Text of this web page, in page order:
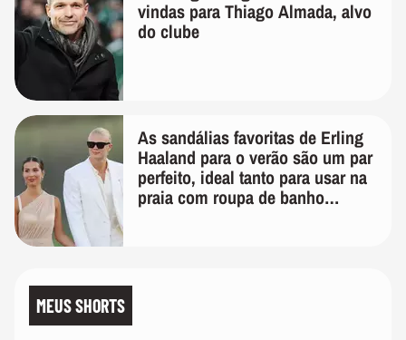
vindas para Thiago Almada, alvo
do clube
As sandálias favoritas de Erling
Haaland para o verão são um par
perfeito, ideal tanto para usar na
praia com roupa de banho
MEUS SHORTS